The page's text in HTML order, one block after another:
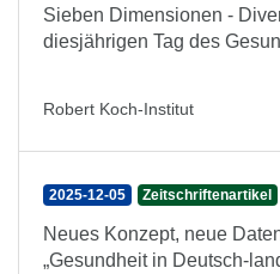
Sieben Dimensionen -
diesjährigen Tag des
Robert Koch-Institut
2025-12-05 Zeitschriftenartikel
Neues Konzept, neue
„Gesundheit in Deutsch-